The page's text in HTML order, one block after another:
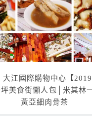
江國際購物中心【
美食街懶人包│米其林
黃亞細肉骨茶